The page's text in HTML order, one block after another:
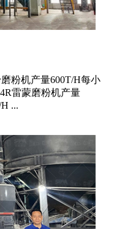
粉机产量600T/H每小
雷蒙磨粉机产量
...